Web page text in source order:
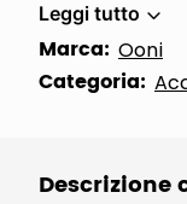
Leggi tutto
Marca: Ooni
Categoria:
Descrizione